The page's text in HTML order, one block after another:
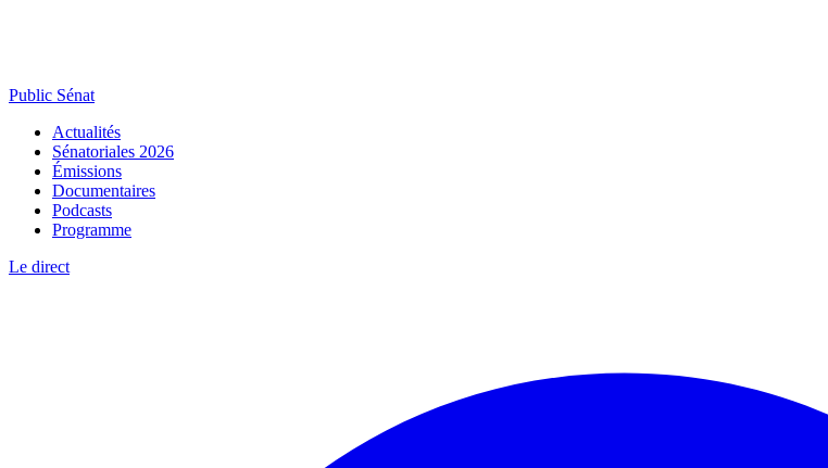
Public Sénat
Actualités
Sénatoriales 2026
Émissions
Documentaires
Podcasts
Programme
Le direct